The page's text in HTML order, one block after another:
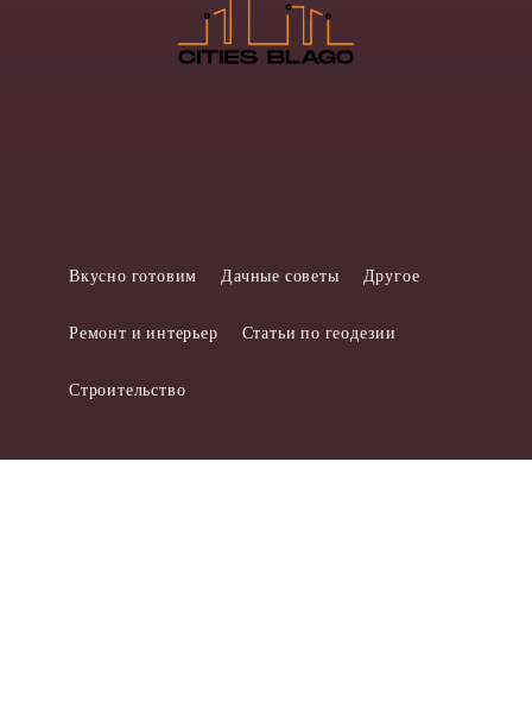
Вкусно готовим Дачные советы Другое
Ремонт и интерьер Статьи по геодезии
Строительство